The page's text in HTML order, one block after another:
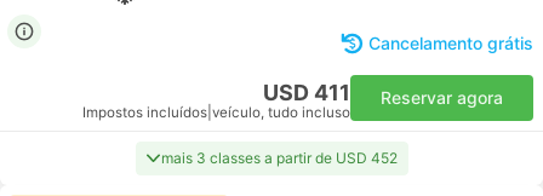
Cancelamento grátis
USD 411
Impostos incluídos veículo, tudo incluso
Reservar agora
mais 3 classes a partir de USD 452